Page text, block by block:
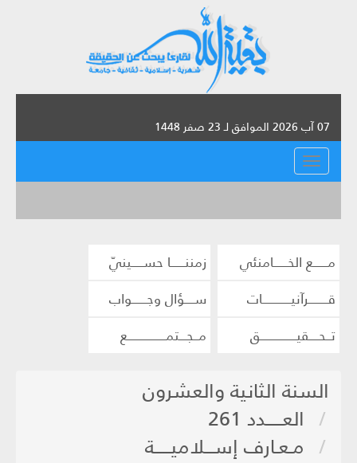
07 آب 2026 الموافق لـ 23 صفر 1448
القائمة
مــــــع الخــــــامنئي
زمننــــــا حســـــينيّ
قــــــــرآنيــــــــــــات
ســــؤال وجــــــواب
تــحــــقيـــــــــــــــق
مــجـــتمــــــــــــــــع
السنة الثانية والعشرون
العـــــدد 261
مـعـارف إســـلاميـــــة